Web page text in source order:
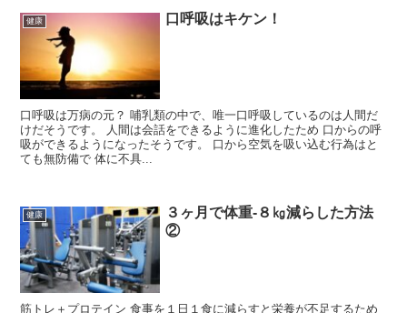
健康 口呼吸はキケン！
口呼吸は万病の元？ 哺乳類の中で、唯一口呼吸しているのは人間だ
けだそうです。 人間は会話をできるように進化したため 口からの呼
吸ができるようになったそうです。 口から空気を吸い込む行為はと
ても無防備で 体に不具...
健康
３ヶ月で体重-８㎏減らした方法
②
筋トレ＋プロテイン 食事を１日１食に減らすと栄養が不足するため